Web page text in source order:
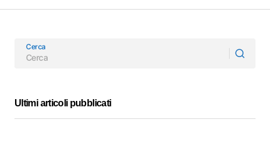
Cerca
Ultimi articoli pubblicati